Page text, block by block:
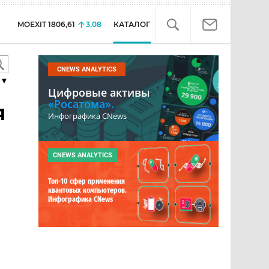
MOEXIT 1806,61 3,08 КАТАЛОГ
CNEWS ANALYTICS
Цифровые активы
«Росатома».
Инфографика CNews
CNEWS ANALYTICS
Топ-10 сфер применения
квантовых компьютеров.
Инфографика CNews